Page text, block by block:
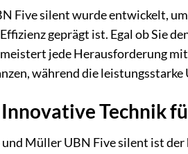
Five silent wurde entwickelt,
geprägt ist. Egal ob Sie
meistert jede Herausforderung
während die
Technik
und Müller UBN Five silent ist